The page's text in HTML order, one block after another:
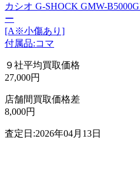
カシオ G-SHOCK GMW-
ー
[A※小傷あり]
付属品:コマ
９社平均買取価格
27,000円
店舗間買取価格差
8,000円
査定日:2026年04月13日